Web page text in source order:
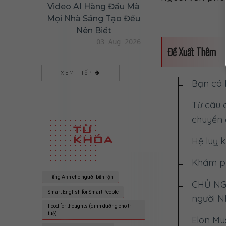
Video AI Hàng Đầu Mà
Mọi Nhà Sáng Tạo Đều
Nên Biết
03 Aug 2026
XEM TIẾP
TỪ
KHÓA
Tiếng Anh cho người bận rộn
Smart English for Smart People
Food for thoughts (dinh dưỡng cho trí
tuệ)
Đề Xuất Thêm
Bạn có
Từ câu
chuyển
Hệ luỵ
Khám
CHỦ
người
Elon